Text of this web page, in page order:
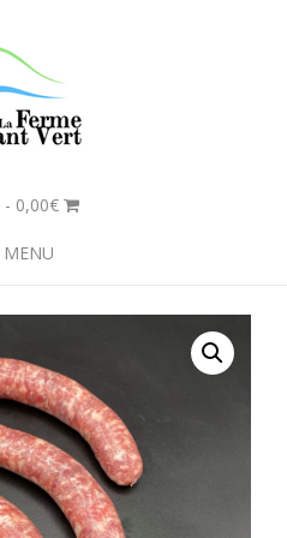
- 0,00€
MENU